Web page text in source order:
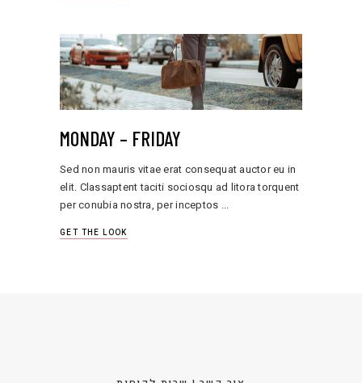
MONDAY – FRIDAY
Sed non mauris vitae erat consequat auctor eu in
elit. Classaptent taciti sociosqu ad litora torquent
per conubia nostra, per inceptos
GET THE LOOK